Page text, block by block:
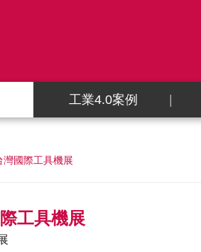
工業4.0案例
國際工具機展
工具機展